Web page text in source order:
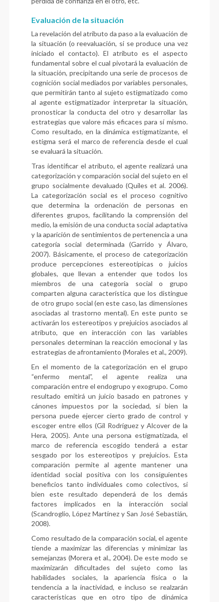
Evaluación de la situación
La revelación del atributo da paso a la evaluación de
la situación (o reevaluación, si se produce una vez
iniciado el contacto). El atributo es el aspecto
fundamental sobre el cual pivotará la evaluación de
la situación, precipitando una serie de procesos de
cognición social mediados por variables personales,
que permitirán tanto al sujeto estigmatizado como
al agente estigmatizador interpretar la situación,
pronosticar la conducta del otro y desarrollar las
estrategias que valore más eficaces para sí mismo.
Como resultado, en la dinámica estigmatizante, el
estigma será el marco de referencia desde el cual
se evaluará la situación.
Tras identificar el atributo, el agente realizará una
categorización y comparación social del sujeto en el
grupo socialmente devaluado (Quiles et al. 2006).
La categorización social es el proceso cognitivo
que determina la ordenación de personas en
diferentes grupos, facilitando la comprensión del
medio, la emisión de una conducta social adaptativa
y la aparición de sentimientos de pertenencia a una
categoría social determinada (Garrido y Álvaro,
2007). Básicamente, el proceso de categorización
produce percepciones estereotípicas o juicios
globales, que llevan a entender que todos los
miembros de una categoría social o grupo
comparten alguna característica que los distingue
de otro grupo social (en este caso, las dimensiones
asociadas al trastorno mental). En este punto se
activarán los estereotipos y prejuicios asociados al
atributo, que en interacción con las variables
personales determinan la reacción emocional y las
estrategias de afrontamiento (Morales et al., 2009).
En el momento de la categorización en el grupo
“enfermo mental”, el agente realiza una
comparación entre el endogrupo y exogrupo. Como
resultado emitirá un juicio basado en patrones y
cánones impuestos por la sociedad, si bien la
persona puede ejercer cierto grado de control y
escoger entre ellos (Gil Rodríguez y Alcover de la
Hera, 2005). Ante una persona estigmatizada, el
marco de referencia escogido tenderá a estar
sesgado por los estereotipos y prejuicios. Esta
comparación permite al agente mantener una
identidad social positiva con los consiguientes
beneficios tanto individuales como colectivos, si
bien este resultado dependerá de los demás
factores implicados en la interacción social
(Scandroglio, López Martínez y San José Sebastián,
2008).
Como resultado de la comparación social, el agente
tiende a maximizar las diferencias y minimizar las
semejanzas (Morera et al., 2004). De este modo se
maximizarán dificultades del sujeto como las
habilidades sociales, la apariencia física o la
tendencia a la inactividad, e incluso se realzarán
características que en otro tipo de dinámica